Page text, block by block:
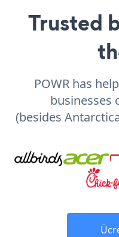
Trusted
POWR has
businesses
(besides